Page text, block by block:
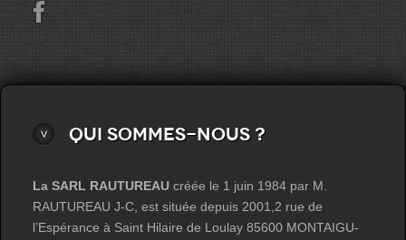
Qui sommes-nous ?
La SARL RAUTUREAU créée le 1 juin 1984 par M.
RAUTUREAU J-C, est située depuis 2001,2 rue de
l’Espérance à Saint Hilaire de Loulay 85600 MONTAIGU-